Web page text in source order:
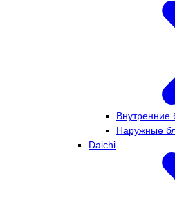
Внутренние
Наружные
Daichi